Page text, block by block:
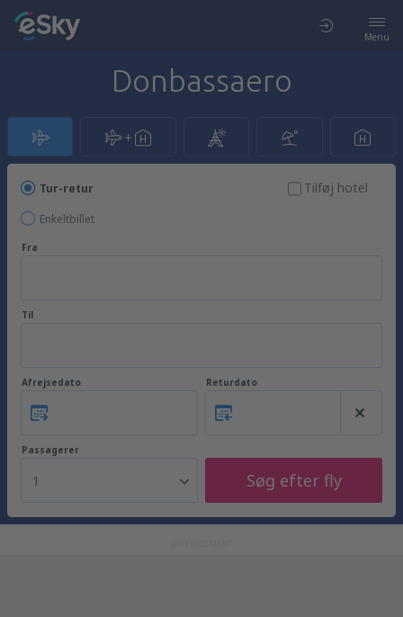
Menu
Donbassaero
Tur-retur
Enkeltbillet
Tilføj hotel
Fra
Til
Afrejsedato Returdato
Passagerer
1 Søg efter fly